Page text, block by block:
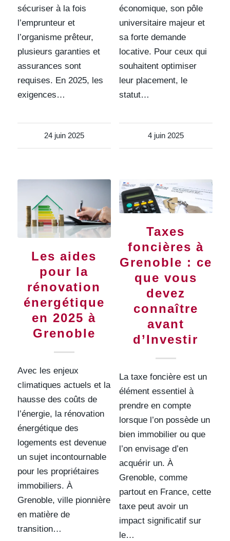
sécuriser à la fois
l’emprunteur et
l’organisme prêteur,
plusieurs garanties et
assurances sont
requises. En 2025, les
exigences…
24 juin 2025
économique, son pôle
universitaire majeur et
sa forte demande
locative. Pour ceux qui
souhaitent optimiser
leur placement, le
statut…
4 juin 2025
Les aides
pour la
rénovation
énergétique
en 2025 à
Grenoble
Avec les enjeux
climatiques actuels et la
hausse des coûts de
l’énergie, la rénovation
énergétique des
logements est devenue
un sujet incontournable
pour les propriétaires
immobiliers. À
Grenoble, ville pionnière
en matière de
transition…
Taxes
foncières à
Grenoble : ce
que vous
devez
connaître
avant
d’Investir
La taxe foncière est un
élément essentiel à
prendre en compte
lorsque l’on possède un
bien immobilier ou que
l’on envisage d’en
acquérir un. À
Grenoble, comme
partout en France, cette
taxe peut avoir un
impact significatif sur
le…